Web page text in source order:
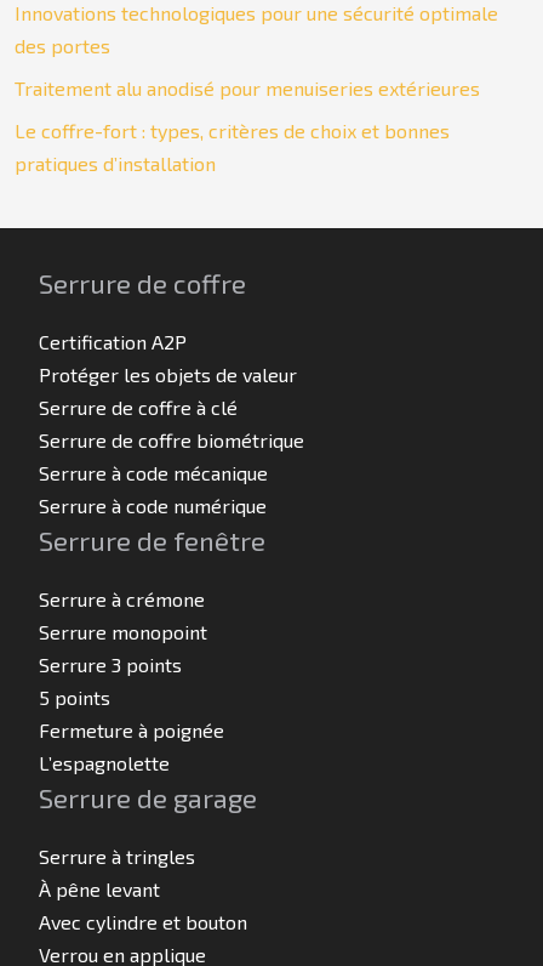
Innovations technologiques pour une sécurité optimale
des portes
Traitement alu anodisé pour menuiseries extérieures
Le coffre-fort : types, critères de choix et bonnes
pratiques d’installation
Serrure de coffre
Certification A2P
Protéger les objets de valeur
Serrure de coffre à clé
Serrure de coffre biométrique
Serrure à code mécanique
Serrure à code numérique
Serrure de fenêtre
Serrure à crémone
Serrure monopoint
Serrure 3 points
5 points
Fermeture à poignée
L’espagnolette
Serrure de garage
Serrure à tringles
À pêne levant
Avec cylindre et bouton
Verrou en applique